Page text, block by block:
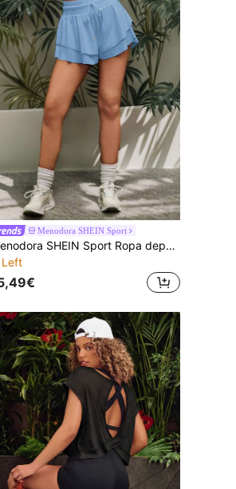
Menodora SHEIN Sport
Menodora SHEIN Sport Ropa deportiva básica de verano con pantalones cortos fruncidos para exteriores